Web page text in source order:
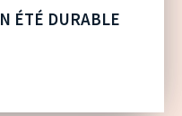
ÉTÉ DURABLE